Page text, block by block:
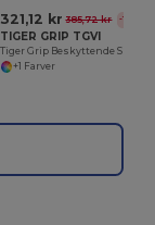
321,12 kr 385,72 kr -17%
TIGER GRIP TGVI
+1 Farver